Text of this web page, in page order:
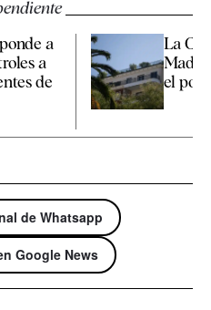
a
a
de
La
el
de Whatsapp
Google News